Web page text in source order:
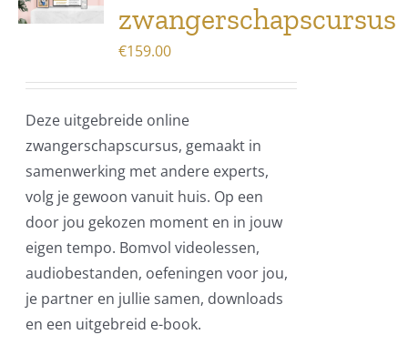
zwangerschapscursus
€159.00
Deze uitgebreide online
zwangerschapscursus, gemaakt in
samenwerking met andere experts,
volg je gewoon vanuit huis. Op een
door jou gekozen moment en in jouw
eigen tempo. Bomvol videolessen,
audiobestanden, oefeningen voor jou,
je partner en jullie samen, downloads
en een uitgebreid e-book.